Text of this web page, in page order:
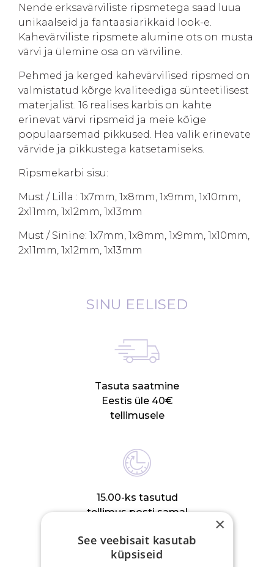
Nende erksavärviliste ripsmetega saad luua
unikaalseid ja fantaasiarikkaid look-e.
Kahevärviliste ripsmete alumine ots on musta
värvi ja ülemine osa on värviline.
Pehmed ja kerged kahevärvilised ripsmed on
valmistatud kõrge kvaliteediga sünteetilisest
materjalist. 16 realises karbis on kahte
erinevat värvi ripsmeid ja meie kõige
populaarsemad pikkused. Hea valik erinevate
värvide ja pikkustega katsetamiseks.
Ripsmekarbi sisu:
Must / Lilla : 1x7mm, 1x8mm, 1x9mm, 1x10mm,
2x11mm, 1x12mm, 1x13mm
Must / Sinine: 1x7mm, 1x8mm, 1x9mm, 1x10mm,
2x11mm, 1x12mm, 1x13mm
SINU EELISED
Tasuta saatmine
Eestis üle 40€
tellimusele
15.00-ks tasutud
tellimus posti samal
×
See veebisait kasutab
küpsiseid